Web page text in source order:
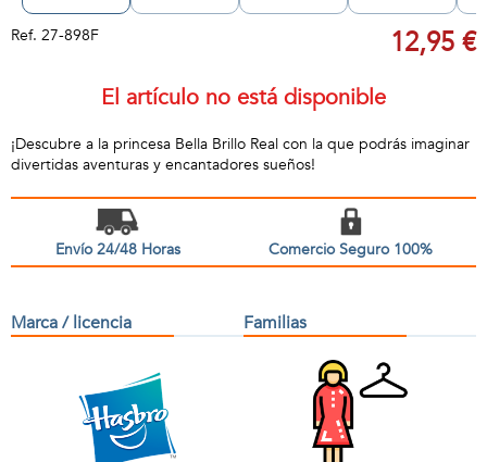
Ref. 27-898F 12,95 €
El artículo no está disponible
¡Descubre a la princesa Bella Brillo Real con la que podrás imaginar
divertidas aventuras y encantadores sueños!
Envío 24/48 Horas Comercio Seguro 100%
Marca / licencia Familias